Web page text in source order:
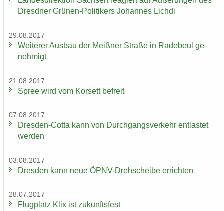
Dresd­ner Grünen-​Politikers Jo­han­nes Lich­di
29.08.2017
Wei­te­rer Aus­bau der Meiß­ner Stra­ße in Ra­de­beul ge­
neh­migt
21.08.2017
Spree wird vom Kor­sett be­freit
07.08.2017
Dresden-​Cotta kann von Durch­gangs­ver­kehr ent­las­tet
wer­den
03.08.2017
Dres­den kann neue ÖPNV-​Drehscheibe er­rich­ten
28.07.2017
Flug­platz Klix ist zu­kunfts­fest